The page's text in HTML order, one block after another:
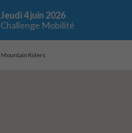
Jeudi 4 juin 2026
Challenge Mobilité
Mountain Riders